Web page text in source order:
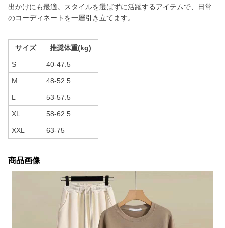
出かけにも最適。スタイルを選ばずに活躍するアイテムで、日常
のコーディネートを一層引き立てます。
サイズ 推奨体重(kg)
S 40-47.5
M 48-52.5
L 53-57.5
XL 58-62.5
XXL 63-75
商品画像